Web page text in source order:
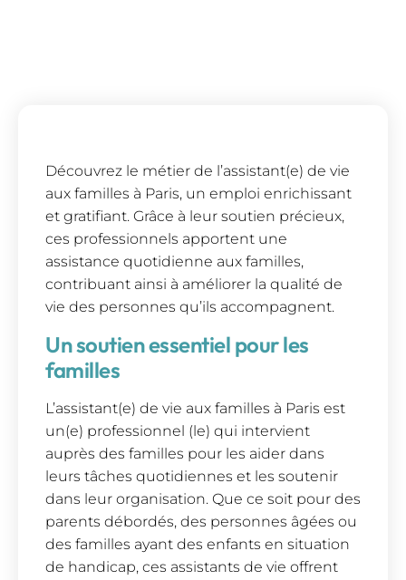
Découvrez le métier de l’assistant(e) de vie
aux familles à Paris, un emploi enrichissant
et gratifiant. Grâce à leur soutien précieux,
ces professionnels apportent une
assistance quotidienne aux familles,
contribuant ainsi à améliorer la qualité de
vie des personnes qu’ils accompagnent.
Un soutien essentiel pour les
familles
L’assistant(e) de vie aux familles à Paris est
un(e) professionnel (le) qui intervient
auprès des familles pour les aider dans
leurs tâches quotidiennes et les soutenir
dans leur organisation. Que ce soit pour des
parents débordés, des personnes âgées ou
des familles ayant des enfants en situation
de handicap, ces assistants de vie offrent